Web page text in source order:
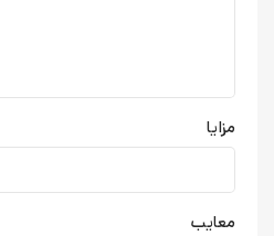
مزایا
معایب